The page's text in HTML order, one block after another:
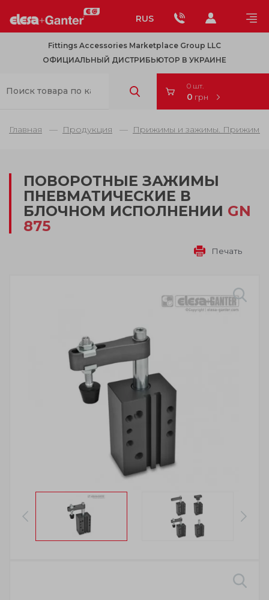
RUS
Fittings Accessories Marketplace Group LLC
ОФИЦИАЛЬНЫЙ ДИСТРИБЬЮТОР В УКРАИНЕ
0 шт.
0 грн
Главная Продукция Прижимы и зажимы. Прижимы
ПОВОРОТНЫЕ ЗАЖИМЫ
ПНЕВМАТИЧЕСКИЕ В
БЛОЧНОМ ИСПОЛНЕНИИ GN
875
Печать